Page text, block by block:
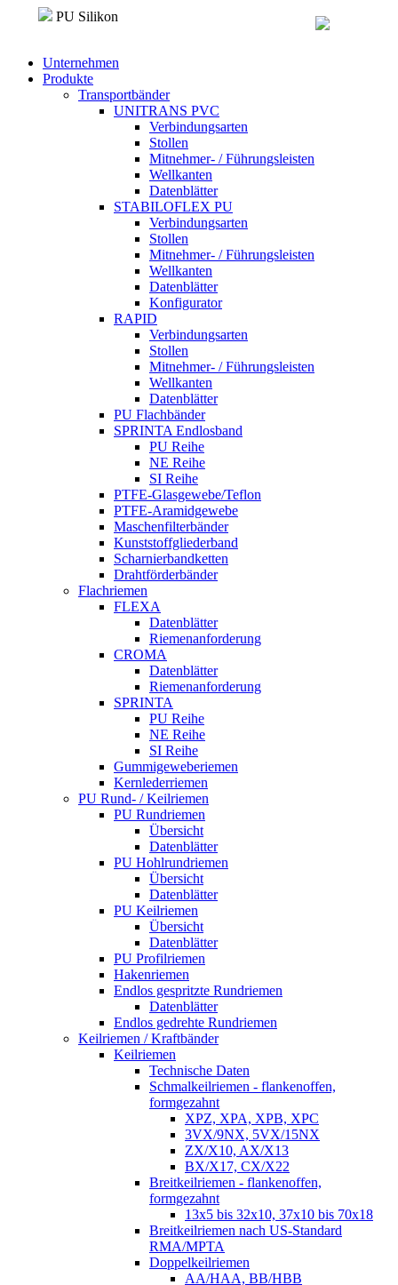
Direkt zum Inhalt
PU Silikon
Unternehmen
Produkte
Transportbänder
UNITRANS PVC
Verbindungsarten
Stollen
Mitnehmer- / Führungsleisten
Wellkanten
Datenblätter
STABILOFLEX PU
Verbindungsarten
Stollen
Mitnehmer- / Führungsleisten
Wellkanten
Datenblätter
Konfigurator
RAPID
Verbindungsarten
Stollen
Mitnehmer- / Führungsleisten
Wellkanten
Datenblätter
PU Flachbänder
SPRINTA Endlosband
PU Reihe
NE Reihe
SI Reihe
PTFE-Glasgewebe/Teflon
PTFE-Aramidgewebe
Maschenfilterbänder
Kunststoffgliederband
Scharnierbandketten
Drahtförderbänder
Flachriemen
FLEXA
Datenblätter
Riemenanforderung
CROMA
Datenblätter
Riemenanforderung
SPRINTA
PU Reihe
NE Reihe
SI Reihe
Gummigeweberiemen
Kernlederriemen
PU Rund- / Keilriemen
PU Rundriemen
Übersicht
Datenblätter
PU Hohlrundriemen
Übersicht
Datenblätter
PU Keilriemen
Übersicht
Datenblätter
PU Profilriemen
Hakenriemen
Endlos gespritzte Rundriemen
Datenblätter
Endlos gedrehte Rundriemen
Keilriemen / Kraftbänder
Keilriemen
Technische Daten
Schmalkeilriemen - flankenoffen,
formgezahnt
XPZ, XPA, XPB, XPC
3VX/9NX, 5VX/15NX
ZX/X10, AX/X13
BX/X17, CX/X22
Breitkeilriemen - flankenoffen,
formgezahnt
13x5 bis 32x10, 37x10 bis 70x18
Breitkeilriemen nach US-Standard
RMA/MPTA
Doppelkeilriemen
AA/HAA, BB/HBB